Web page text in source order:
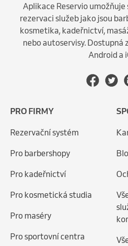
Aplikace Reservio umožňuje
rezervaci služeb jako jsou
kosmetika, kadeřnictví,
nebo autoservisy.
Android a
PRO FIRMY
Rezervační systém
Pro barbershopy
Pro kadeřnictví
Pro kosmetická studia
Pro maséry
Pro sportovní centra